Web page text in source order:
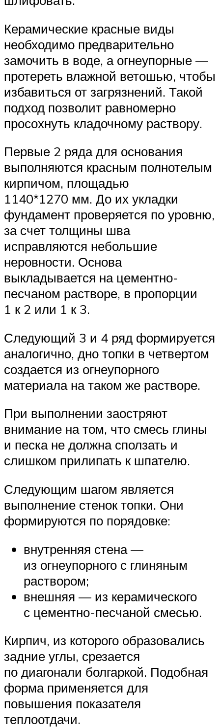
Керамические красные виды
необходимо предварительно
замочить в воде, а огнеупорные —
протереть влажной ветошью, чтобы
избавиться от загрязнений. Такой
подход позволит равномерно
просохнуть кладочному раствору.
Первые 2 ряда для основания
выполняются красным полнотелым
кирпичом, площадью
1140*1270 мм. До их укладки
фундамент проверяется по уровню,
за счет толщины шва
исправляются небольшие
неровности. Основа
выкладывается на цементно-
песчаном растворе, в пропорции
1 к 2 или 1 к 3.
Следующий 3 и 4 ряд формируется
аналогично, дно топки в четвертом
создается из огнеупорного
материала на таком же растворе.
При выполнении заостряют
внимание на том, что смесь глины
и песка не должна сползать и
слишком прилипать к шпателю.
Следующим шагом является
выполнение стенок топки. Они
формируются по порядовке:
внутренняя стена —
из огнеупорного с глиняным
раствором;
внешняя — из керамического
с цементно-песчаной смесью.
Кирпич, из которого образовались
задние углы, срезается
по диагонали болгаркой. Подобная
форма применяется для
повышения показателя
теплоотдачи.